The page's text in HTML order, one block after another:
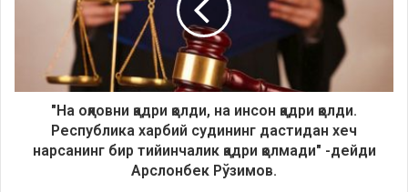
"На оқловни қадри қолди, на инсон қадри қолди.
Республика харбий судининг дастидан хеч
нарсанинг бир тийинчалик қадри қолмади" -дейди
Арслонбек Рўзимов.